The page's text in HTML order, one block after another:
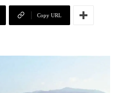
Copy URL